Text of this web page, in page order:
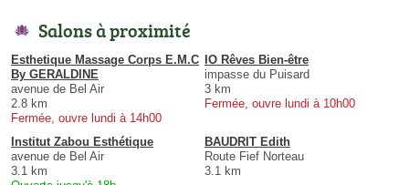
Salons à proximité
Esthetique Massage Corps E.M.C
By GERALDINE
avenue de Bel Air
2.8 km
Fermée, ouvre lundi à 14h00
IO Rêves Bien-être
impasse du Puisard
3 km
Fermée, ouvre lundi à 10h00
Institut Zabou Esthétique
avenue de Bel Air
3.1 km
BAUDRIT Edith
Route Fief Norteau
3.1 km